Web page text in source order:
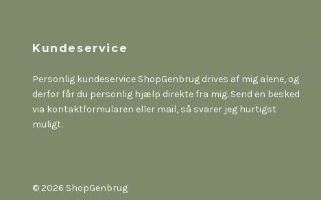
Kundeservice
Personlig kundeservice ShopGenbrug drives af mig alene, og
derfor får du personlig hjælp direkte fra mig. Send en besked
via kontaktformularen eller mail, så svarer jeg hurtigst
muligt.
© 2026 ShopGenbrug